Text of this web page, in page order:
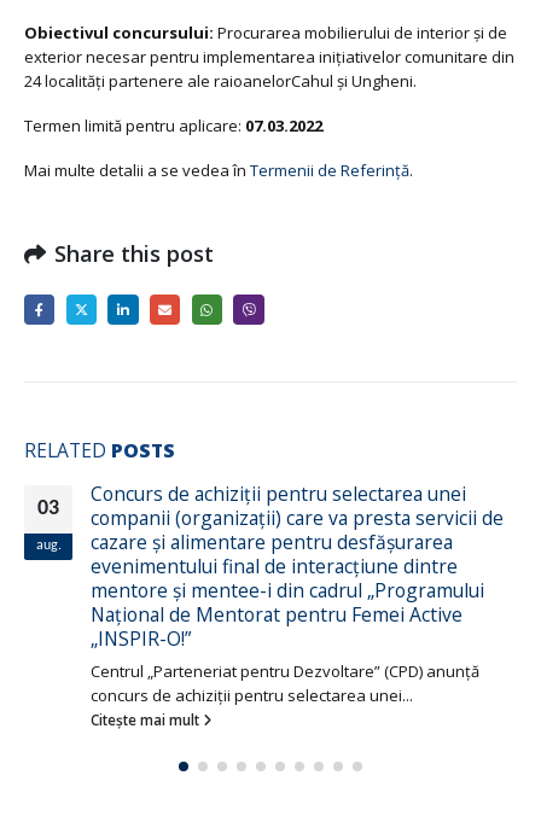
Obiectivul concursului: Procurarea mobilierului de interior și de
exterior necesar pentru implementarea inițiativelor comunitare din
24 localități partenere ale raioanelorCahul și Ungheni.
Termen limită pentru aplicare: 07.03.2022
Mai multe detalii a se vedea în Termenii de Referință.
Share this post
RELATED POSTS
03
aug.
Concurs de achiziţii pentru selectarea unei
companii (organizaţii) care va presta servicii de
cazare şi alimentare pentru desfăşurarea
evenimentului final de interacțiune dintre
mentore şi mentee-i din cadrul „Programului
Naţional de Mentorat pentru Femei Active
„INSPIR-O!”
Centrul „Parteneriat pentru Dezvoltare” (CPD) anunţă
concurs de achiziţii pentru selectarea unei...
Citește mai mult